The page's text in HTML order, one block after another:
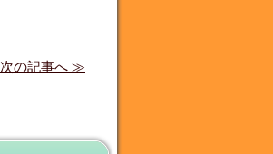
次の記事へ ≫